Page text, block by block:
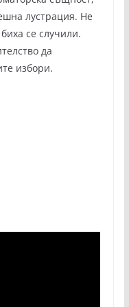
лустрация. Не
се случили.
да
избори.